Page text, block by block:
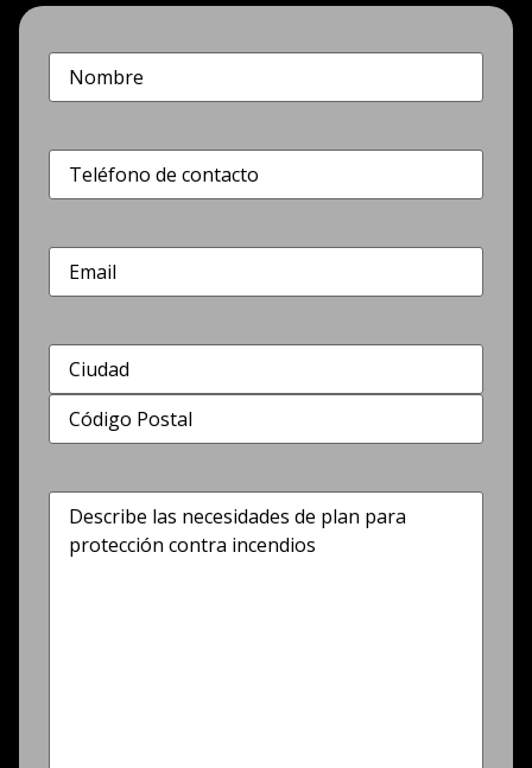
Nombre
Teléfono(Obligatorio)
Correo
electrónico
Dirección
Describe
las
necesidades